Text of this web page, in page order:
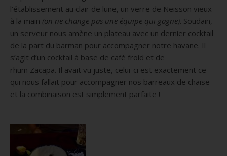
l’établissement au clair de lune, un verre de Neisson vieux
à la main (on ne change pas une équipe qui gagne). Soudain,
un serveur nous amène un plateau avec un dernier cocktail
de la part du barman pour accompagner notre havane. Il
s’agit d’un cocktail à base de café froid et de
rhum Zacapa. Il avait vu juste, celui-ci est exactement ce
qui nous fallait pour accompagner nos barreaux de chaise
et la combinaison est simplement parfaite !